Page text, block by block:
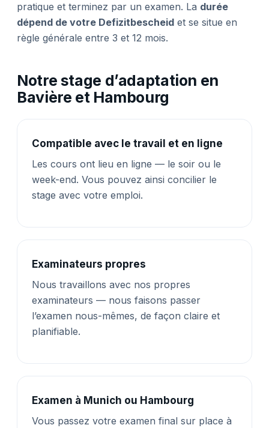
pratique et terminez par un examen. La durée
dépend de votre Defizitbescheid et se situe en
règle générale entre 3 et 12 mois.
Notre stage d’adaptation en
Bavière et Hambourg
Compatible avec le travail et en ligne
Les cours ont lieu en ligne — le soir ou le
week-end. Vous pouvez ainsi concilier le
stage avec votre emploi.
Examinateurs propres
Nous travaillons avec nos propres
examinateurs — nous faisons passer
l’examen nous-mêmes, de façon claire et
planifiable.
Examen à Munich ou Hambourg
Vous passez votre examen final sur place à